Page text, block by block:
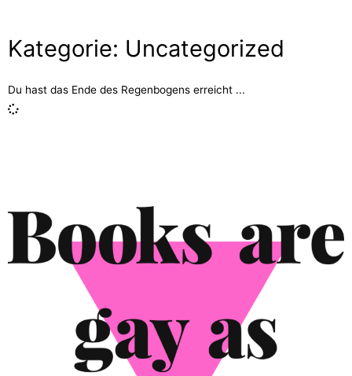
Kategorie: Uncategorized
Du hast das Ende des Regenbogens erreicht ...